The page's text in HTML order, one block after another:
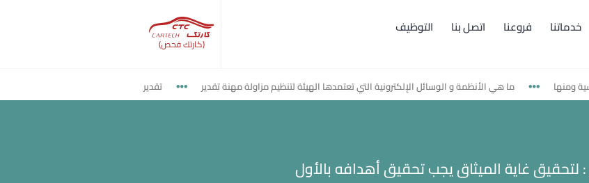
خدماتنا فروعنا اتصل بنا التوظيف
(كارتك فحص)
ما هي الأنظمة و الوسائل الإلكترونية التي تعتمدها الهيئة لتنظيم مزاولة مهنة تقدير تقدير وفحص أضرار حوادث المركبات
غاية الميثاق يجب تحقيق أهدافه بالأول